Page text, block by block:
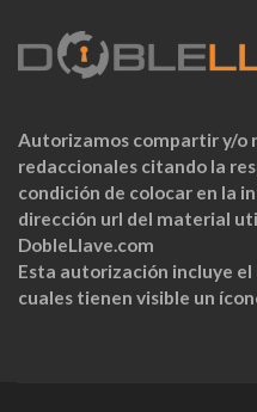
Autorizamos compartir y/o
redaccionales citando la
condición de colocar en la
dirección url del material
DobleLlave.com
Esta autorización incluye el
cuales tienen visible un